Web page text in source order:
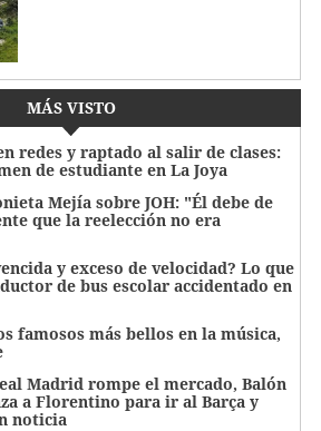
MÁS VISTO
redes y raptado al salir de clases:
de estudiante en La Joya
Mejía sobre JOH: "Él debe de
que la reelección no era
y exceso de velocidad? Lo que
de bus escolar accidentado en
famosos más bellos en la música,
Madrid rompe el mercado, Balón
a Florentino para ir al Barça y
noticia